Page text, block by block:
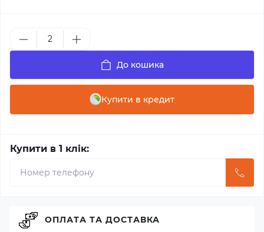
До кошика
Купити в кредит
Купити в 1 клік:
ОПЛАТА ТА ДОСТАВКА